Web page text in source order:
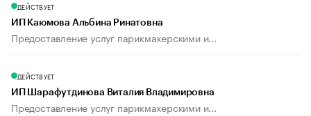
ДЕЙСТВУЕТ
ИП Каюмова Альбина Ринатовна
Предоставление услуг парикмахерскими и...
ДЕЙСТВУЕТ
ИП Шарафутдинова Виталия Владимировна
Предоставление услуг парикмахерскими и...